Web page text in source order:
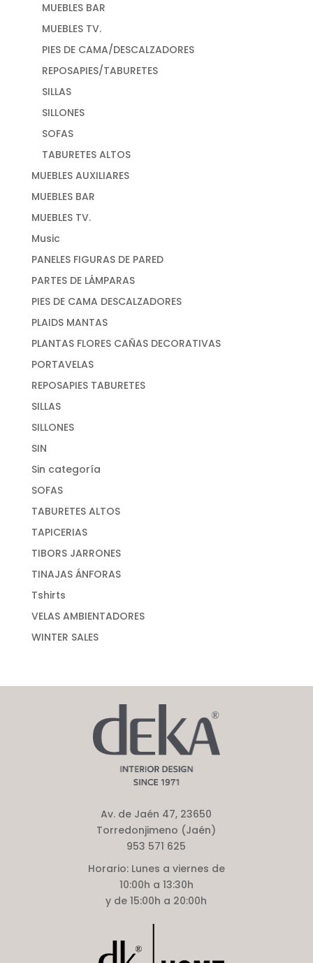
MUEBLES BAR
MUEBLES TV.
PIES DE CAMA/DESCALZADORES
REPOSAPIES/TABURETES
SILLAS
SILLONES
SOFAS
TABURETES ALTOS
MUEBLES AUXILIARES
MUEBLES BAR
MUEBLES TV.
Music
PANELES FIGURAS DE PARED
PARTES DE LÁMPARAS
PIES DE CAMA DESCALZADORES
PLAIDS MANTAS
PLANTAS FLORES CAÑAS DECORATIVAS
PORTAVELAS
REPOSAPIES TABURETES
SILLAS
SILLONES
SIN
Sin categoría
SOFAS
TABURETES ALTOS
TAPICERIAS
TIBORS JARRONES
TINAJAS ÁNFORAS
Tshirts
VELAS AMBIENTADORES
WINTER SALES
Av. de Jaén 47, 23650
Torredonjimeno (Jaén)
953 571 625
Horario:Lunes a viernes de
10:00h a 13:30h
y de 15:00h a 20:00h